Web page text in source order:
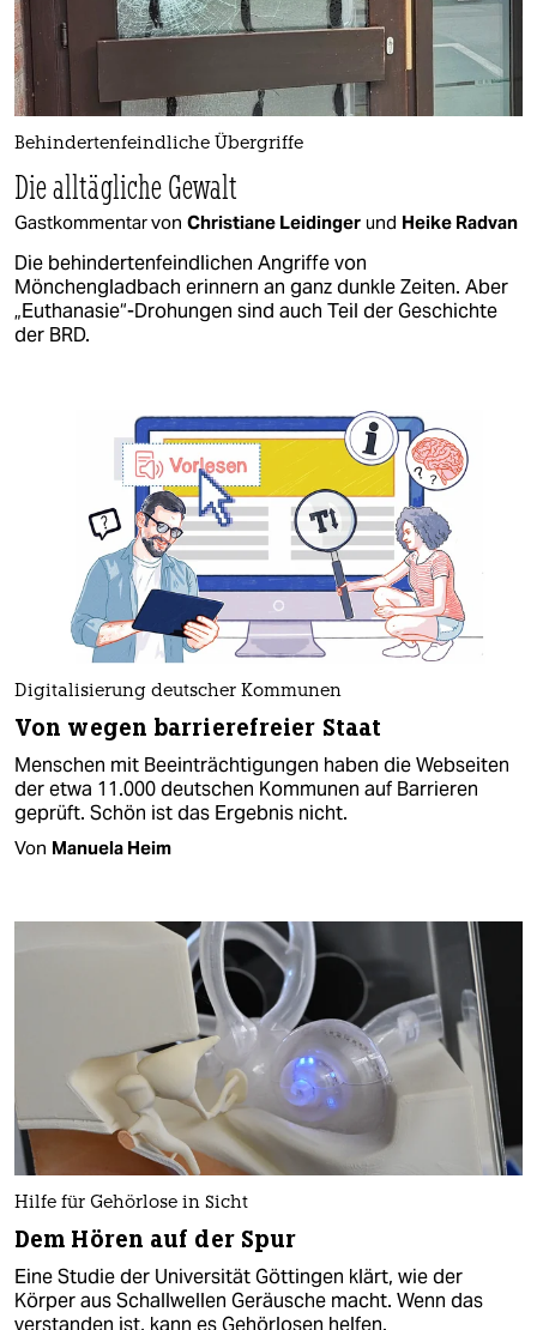
Behindertenfeindliche Übergriffe
Die alltägliche Gewalt
Gastkommentar von Christiane Leidinger und Heike Radvan
Die behindertenfeindlichen Angriffe von
Mönchengladbach erinnern an ganz dunkle Zeiten. Aber
„Euthanasie“-Drohungen sind auch Teil der Geschichte
der BRD.
Digitalisierung deutscher Kommunen
Von wegen barrierefreier Staat
Menschen mit Beeinträchtigungen haben die Webseiten
der etwa 11.000 deutschen Kommunen auf Barrieren
geprüft. Schön ist das Ergebnis nicht.
Von Manuela Heim
Hilfe für Gehörlose in Sicht
Dem Hören auf der Spur
Eine Studie der Universität Göttingen klärt, wie der
Körper aus Schallwellen Geräusche macht. Wenn das
verstanden ist, kann es Gehörlosen helfen.